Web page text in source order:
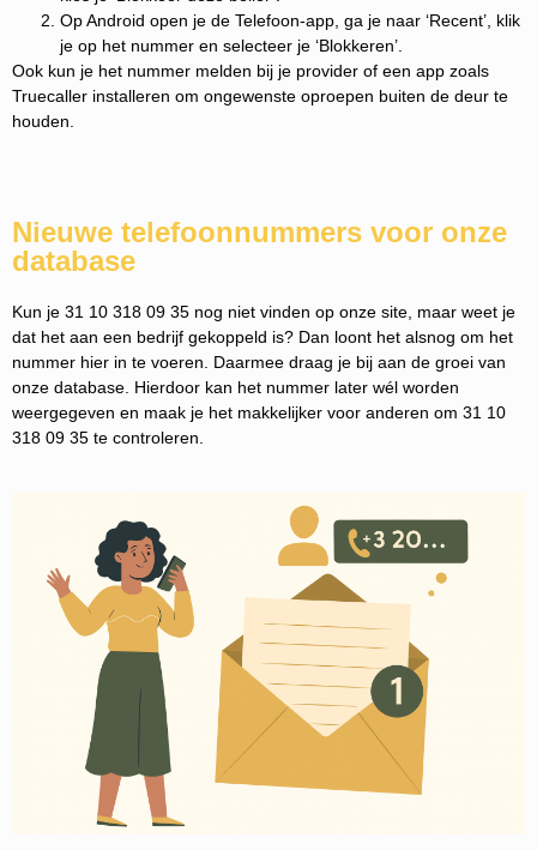
Op Android open je de Telefoon-app, ga je naar ‘Recent’, klik
je op het nummer en selecteer je ‘Blokkeren’.
Ook kun je het nummer melden bij je provider of een app zoals
Truecaller installeren om ongewenste oproepen buiten de deur te
houden.
Nieuwe telefoonnummers voor onze
database
Kun je 31 10 318 09 35 nog niet vinden op onze site, maar weet je
dat het aan een bedrijf gekoppeld is? Dan loont het alsnog om het
nummer hier in te voeren. Daarmee draag je bij aan de groei van
onze database. Hierdoor kan het nummer later wél worden
weergegeven en maak je het makkelijker voor anderen om 31 10
318 09 35 te controleren.